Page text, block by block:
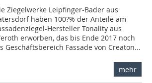
Ziegelwerke Leipfinger-Bader aus
haben 100?% der Anteile am
Hersteller Tonality aus
erworben, das bis Ende 2017 noch
Geschäftsbereich Fassade von Creaton...
mehr